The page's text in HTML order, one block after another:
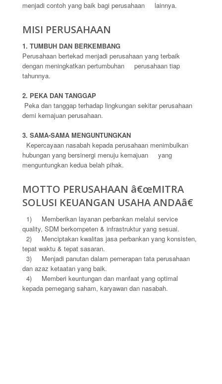
menjadi contoh yang baik bagi perusahaan
lainnya.
MISI PERUSAHAAN
1. TUMBUH DAN BERKEMBANG
Perusahaan bertekad menjadi perusahaan yang terbaik
dengan meningkatkan pertumbuhan
perusahaan tiap
tahunnya.
2. PEKA DAN TANGGAP
Peka dan tanggap terhadap lingkungan sekitar perusahaan
demi kemajuan perusahaan.
3. SAMA-SAMA MENGUNTUNGKAN
Kepercayaan nasabah kepada perusahaan menimbulkan
hubungan yang bersinergi menuju kemajuan yang
menguntungkan kedua belah pihak.
MOTTO PERUSAHAAN â€œMITRA
SOLUSI KEUANGAN USAHA ANDAâ€
1) Memberikan layanan perbankan melalui service
quality, SDM berkompeten & infrastruktur yang sesuai.
2) Menciptakan kwalitas jasa perbankan yang konsisten,
tepat waktu & tepat sasaran.
3) Menjadi panutan dalam pernerapan tata perusahaan
dan azaz ketaatan yang baik.
4) Memberi keuntungan dan manfaat yang optimal
kepada pemegang saham, karyawan dan nasabah.